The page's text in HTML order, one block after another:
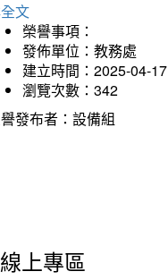
文
榮譽事項：
發佈單位：教務處
建立時間：2025-04-17
瀏覽次數：342
發布者：設備組
線上專區